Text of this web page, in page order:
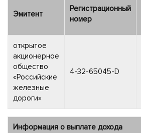
Эмитент
Регистрационный
номер
открытое
акционерное
общество
«Российские
железные
дороги»
4-32-65045-D
Информация о выплате дохода